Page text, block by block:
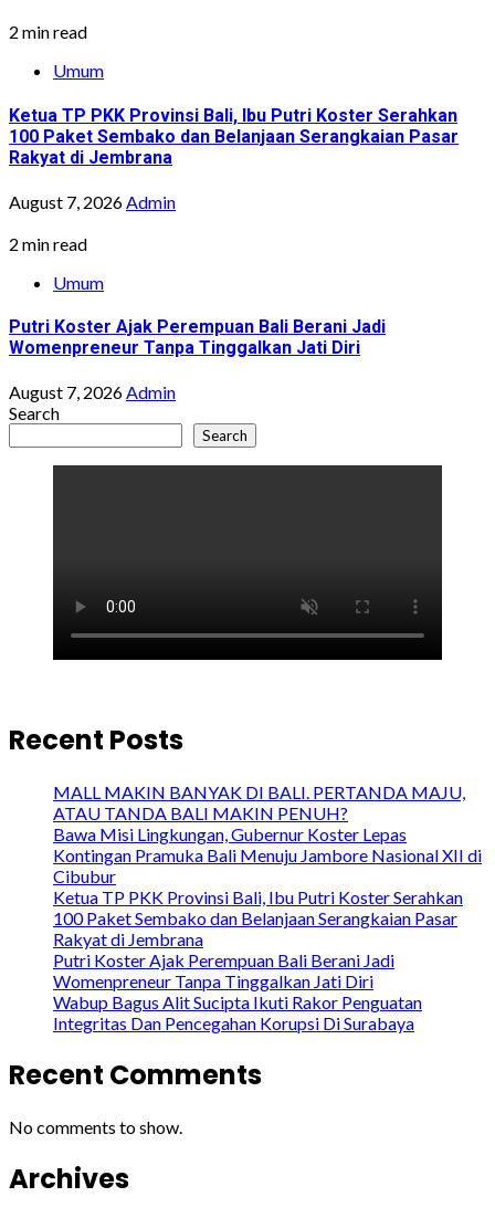
2 min read
Umum
Ketua TP PKK Provinsi Bali, Ibu Putri Koster Serahkan
100 Paket Sembako dan Belanjaan Serangkaian Pasar
Rakyat di Jembrana
August 7, 2026Admin
2 min read
Umum
Putri Koster Ajak Perempuan Bali Berani Jadi
Womenpreneur Tanpa Tinggalkan Jati Diri
August 7, 2026Admin
Search
Search
Recent Posts
MALL MAKIN BANYAK DI BALI. PERTANDA MAJU,
ATAU TANDA BALI MAKIN PENUH?
Bawa Misi Lingkungan, Gubernur Koster Lepas
Kontingan Pramuka Bali Menuju Jambore Nasional XII di
Cibubur
Ketua TP PKK Provinsi Bali, Ibu Putri Koster Serahkan
100 Paket Sembako dan Belanjaan Serangkaian Pasar
Rakyat di Jembrana
Putri Koster Ajak Perempuan Bali Berani Jadi
Womenpreneur Tanpa Tinggalkan Jati Diri
Wabup Bagus Alit Sucipta Ikuti Rakor Penguatan
Integritas Dan Pencegahan Korupsi Di Surabaya
Recent Comments
No comments to show.
Archives